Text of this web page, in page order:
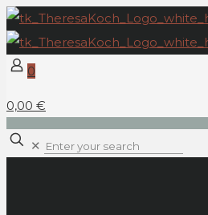
0
0,00 €
✕